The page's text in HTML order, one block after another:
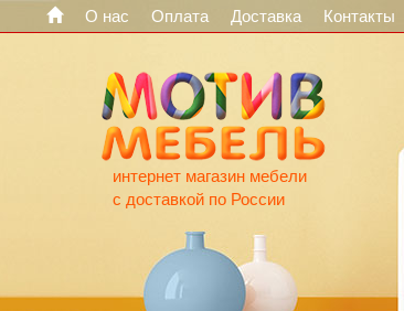
О нас Оплата Доставка Контакты
интернет магазин мебели
с доставкой по России